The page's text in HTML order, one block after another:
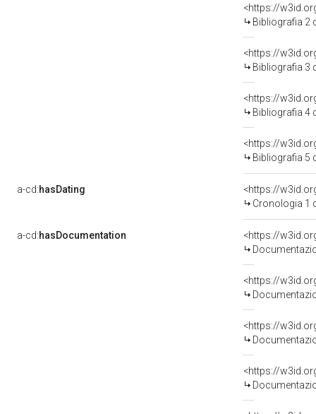
<https://
Bibliografia 2
<https://
Bibliografia 3
<https://
Bibliografia 4
<https://
Bibliografia 5
a-cd:hasDating
<https://
Cronologia 1
a-cd:hasDocumentation